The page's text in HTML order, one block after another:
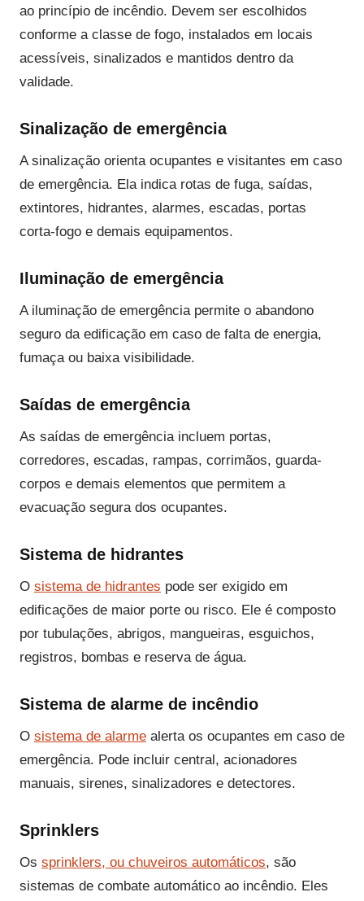
ao princípio de incêndio. Devem ser escolhidos
conforme a classe de fogo, instalados em locais
acessíveis, sinalizados e mantidos dentro da
validade.
Sinalização de emergência
A sinalização orienta ocupantes e visitantes em caso
de emergência. Ela indica rotas de fuga, saídas,
extintores, hidrantes, alarmes, escadas, portas
corta-fogo e demais equipamentos.
Iluminação de emergência
A iluminação de emergência permite o abandono
seguro da edificação em caso de falta de energia,
fumaça ou baixa visibilidade.
Saídas de emergência
As saídas de emergência incluem portas,
corredores, escadas, rampas, corrimãos, guarda-
corpos e demais elementos que permitem a
evacuação segura dos ocupantes.
Sistema de hidrantes
O sistema de hidrantes pode ser exigido em
edificações de maior porte ou risco. Ele é composto
por tubulações, abrigos, mangueiras, esguichos,
registros, bombas e reserva de água.
Sistema de alarme de incêndio
O sistema de alarme alerta os ocupantes em caso de
emergência. Pode incluir central, acionadores
manuais, sirenes, sinalizadores e detectores.
Sprinklers
Os sprinklers, ou chuveiros automáticos, são
sistemas de combate automático ao incêndio. Eles